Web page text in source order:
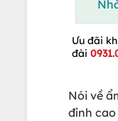
Ưu đãi
đài
Nói về
đỉnh